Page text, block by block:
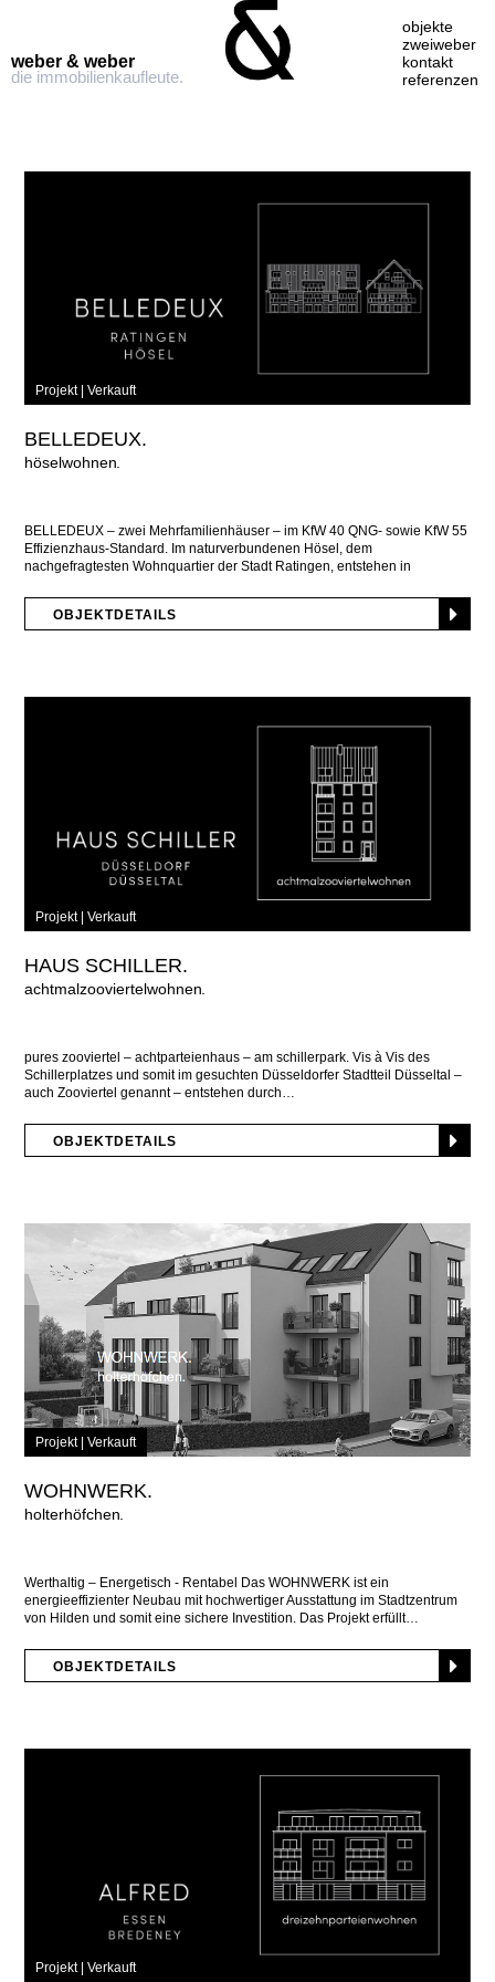
content
weber & weber
die immobilienkaufleute.
objekte
zweiweber
kontakt
referenzen
Projekt | Verkauft
BELLEDEUX.
höselwohnen
BELLEDEUX – zwei Mehrfamilienhäuser – im KfW 40 QNG- sowie KfW 55
Effizienzhaus-Standard. Im naturverbundenen Hösel, dem
nachgefragtesten Wohnquartier der Stadt Ratingen, entstehen in
OBJEKTDETAILS
Projekt | Verkauft
HAUS SCHILLER.
achtmalzooviertelwohnen
pures zooviertel – achtparteienhaus – am schillerpark. Vis à Vis des
Schillerplatzes und somit im gesuchten Düsseldorfer Stadtteil Düsseltal –
auch Zooviertel genannt – entstehen durch
OBJEKTDETAILS
Projekt | Verkauft
WOHNWERK.
holterhöfchen
Werthaltig – Energetisch - Rentabel Das WOHNWERK ist ein
energieeffizienter Neubau mit hochwertiger Ausstattung im Stadtzentrum
von Hilden und somit eine sichere Investition. Das Projekt erfüllt
OBJEKTDETAILS
Projekt | Verkauft